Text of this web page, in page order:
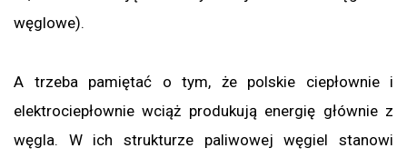
węglowe).
A trzeba pamiętać o tym, że polskie ciepłownie i
elektrociepłownie wciąż produkują energię głównie z
węgla. W ich strukturze paliwowej węgiel stanowi